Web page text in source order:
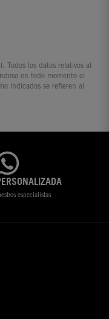
Todos los datos relativos al
en todo momento el
indicados se refieren al
especialistas